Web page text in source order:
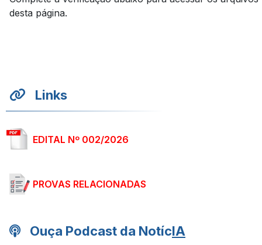
desta página.
Links
EDITAL Nº 002/2026
PROVAS RELACIONADAS
Ouça Podcast da NotícIA